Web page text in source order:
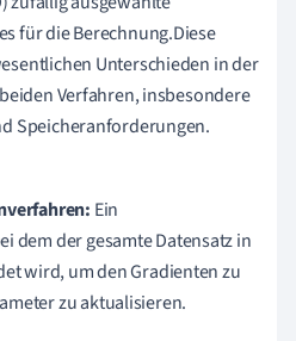
für die Berechnung.Diese
Unterschieden in der
Verfahren, insbesondere
Speicheranforderungen.
Ein
dem der gesamte Datensatz in
wird, um den Gradienten zu
zu aktualisieren.